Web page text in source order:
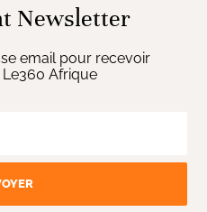
Newsletter
email pour recevoir
Afrique